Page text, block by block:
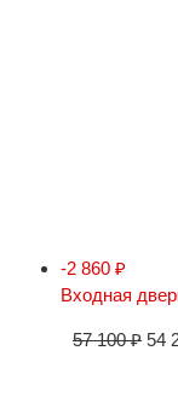
-2 860 ₽
Входная
57 100₽ 54